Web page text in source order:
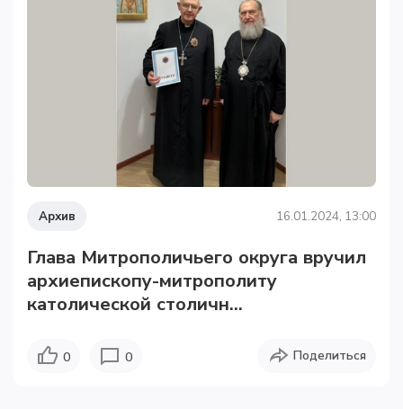
Архив 16.01.2024, 13:00
Глава Митрополичьего округа вручил
архиепископу-митрополиту
католической столичн...
0 0 Поделиться